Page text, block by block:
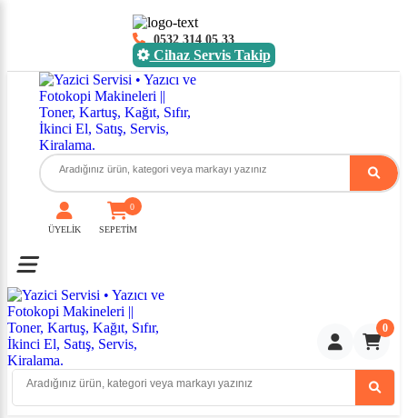
0532 314 05 33
Cihaz Servis Takip
ÜYELİK SEPETİM
0
Toggle mobile menu
0